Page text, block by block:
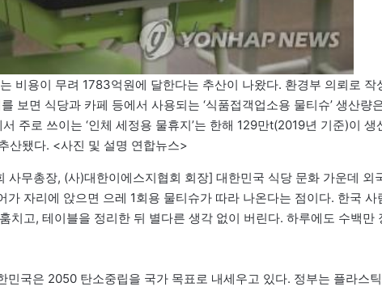
비용이 무려 1783억원에 달한다는 추산이 나왔다. 환경부 의뢰로 작
보면 식당과 카페 등에서 사용되는 ‘식품접객업소용 물티슈’ 생산량
주로 쓰이는 ‘인체 세정용 물휴지’는 한해 129만t(2019년 기준)이 생
산됐다. <사진 및 설명 연합뉴스>
무총장, (사)대한이에스지협회 회장] 대한민국 식당 문화 가운데 외
자리에 앉으면 으레 1회용 물티슈가 따라 나온다는 점이다. 한국 사
치고, 테이블을 정리한 뒤 별다른 생각 없이 버린다. 하루에도 수백만
국은 2050 탄소중립을 국가 목표로 내세우고 있다. 정부는 플라스틱